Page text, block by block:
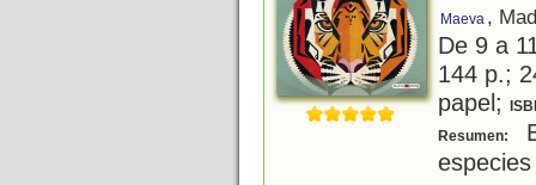
Maeva ,
De 9 a
144 p.;
papel;
Resumen: